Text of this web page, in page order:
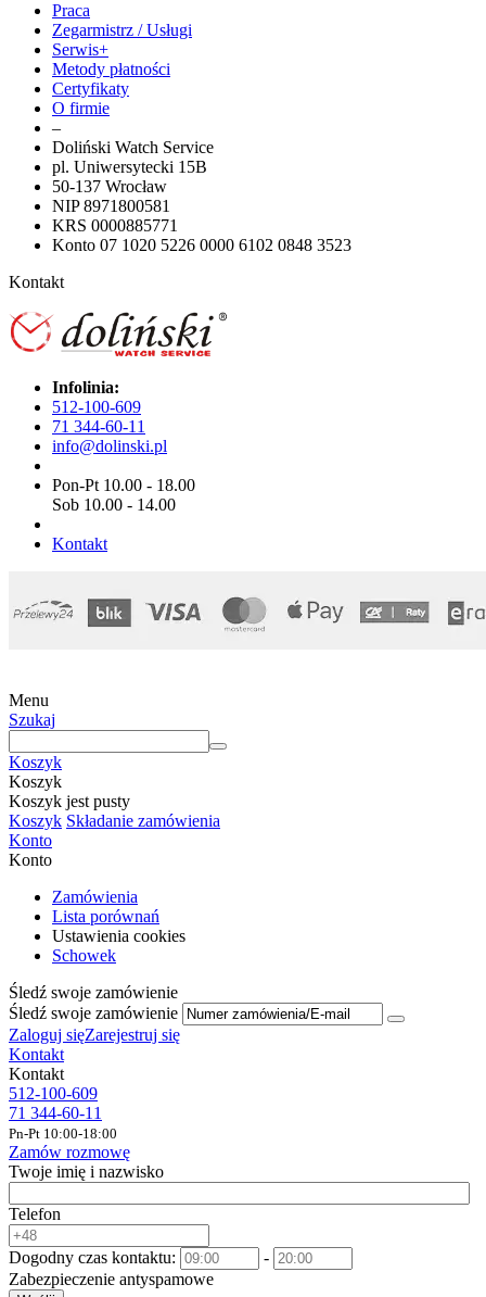
Praca
Zegarmistrz / Usługi
Serwis+
Metody płatności
Certyfikaty
O firmie
–
Doliński Watch Service
pl. Uniwersytecki 15B
50-137 Wrocław
NIP 8971800581
KRS 0000885771
Konto 07 1020 5226 0000 6102 0848 3523
Kontakt
Infolinia:
512-100-609
71 344-60-11
info@dolinski.pl
Pon-Pt 10.00 - 18.00
Sob 10.00 - 14.00
Kontakt
Menu
Szukaj
Koszyk
Koszyk
Koszyk jest pusty
Koszyk Składanie zamówienia
Konto
Konto
Zamówienia
Lista porównań
Ustawienia cookies
Schowek
Śledź swoje zamówienie
Śledź swoje zamówienie
Zaloguj sięZarejestruj się
Kontakt
Kontakt
512-100-609
71 344-60-11
Pn-Pt 10:00-18:00
Zamów rozmowę
Twoje imię i nazwisko
Telefon
Dogodny czas kontaktu:
-
Zabezpieczenie antyspamowe